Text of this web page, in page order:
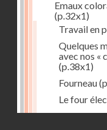
Emaux
(p.32x1)
Travail en
Quelques
avec nos «
(p.38x1)
Fourneau
Le four
Pyromètre